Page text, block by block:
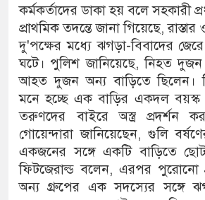
কর্মকর্তাদের ডাকা হয় বলে সহকারী
প্রাথমিক তদন্তে জানা গিয়েছে,
দু'পক্ষের মধ্যে ঝগড়া-বিবাদের
ঘটে। পুলিশ জানিয়েছে, নিহত
আহত দুজন অন্য বাড়িতে ছিলেন।
মনে হচ্ছে এক বাড়ির একদল বয়স্ক
তরুণদের বাইরে অস্ত্র প্রদর্শন
গোয়েন্দারা জানিয়েছেন, গুলি
একজনের সঙ্গে একটি বাড়িতে
ফিটজেরাল্ড বলেন, এরপর
অন্য গ্রুপের এক সদস্যের সঙ্গে